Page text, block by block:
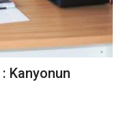
Kanyonun